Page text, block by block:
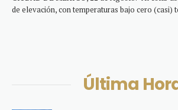
de elevación, con temperaturas bajo cero (casi)
Última